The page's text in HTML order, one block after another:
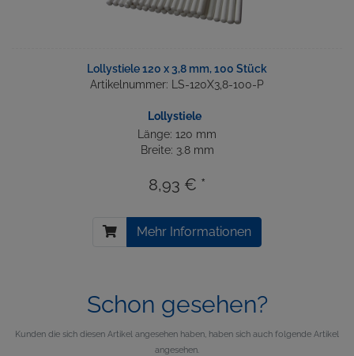
Lollystiele 120 x 3,8 mm, 100 Stück
Artikelnummer: LS-120X3,8-100-P
Lollystiele
Länge: 120 mm
Breite: 3.8 mm
8,93 € *
Mehr Informationen
Schon gesehen?
Kunden die sich diesen Artikel angesehen haben, haben sich auch folgende Artikel
angesehen.